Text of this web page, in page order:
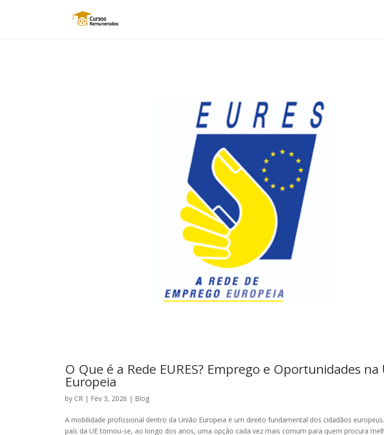
O Que é a Rede EURES? Emprego e Oportunidades na
Europeia
by CR | Fev 3, 2026 | Blog
A mobilidade profissional dentro da União Europeia é um direito fundamental dos cidadãos
país da UE tornou-se, ao longo dos anos, uma opção cada vez mais comum para quem procura